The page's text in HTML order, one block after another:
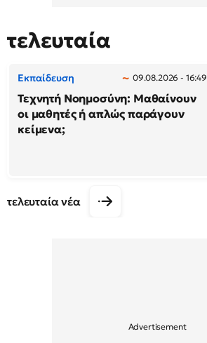
τελευταία
Εκπαίδευση 09.08.2026 - 16:49
Τεχνητή Νοημοσύνη: Μαθαίνουν
οι μαθητές ή απλώς παράγουν
κείμενα;
τελευταία νέα